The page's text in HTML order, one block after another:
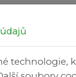
technologie,